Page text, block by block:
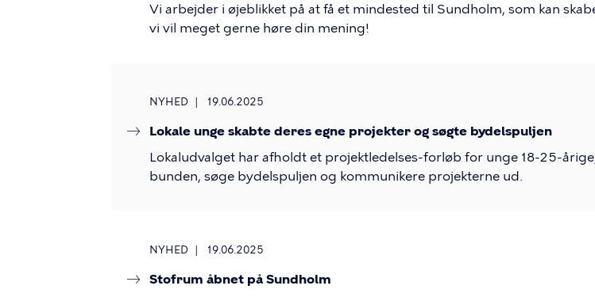
Vi arbejder i øjeblikket på at få et mindested til Sundholm, som kan
vi vil meget gerne høre din mening!
NYHED 19.06.2025
Lokale unge skabte deres egne projekter og søgte bydelspuljen
Lokaludvalget har afholdt et projektledelses-forløb for unge 18-25-
bunden, søge bydelspuljen og kommunikere projekterne ud.
NYHED 19.06.2025
Stofrum åbnet på Sundholm